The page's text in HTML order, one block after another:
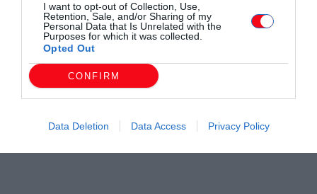
I want to opt-out of Collection, Use,
Retention, Sale, and/or Sharing of my
Personal Data that Is Unrelated with the
Purposes for which it was collected.
Opted Out
CONFIRM
Data Deletion Data Access Privacy Policy
Συντάχθηκε από:ERKO
email